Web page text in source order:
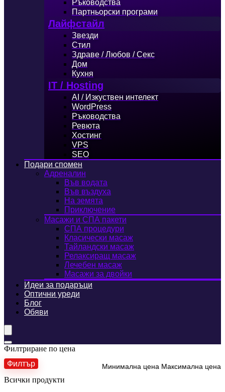
Ръководства
Партньорски програми
Лайфстайл
Звезди
Стил
Здраве / Любов / Секс
Дом
Кухня
IT / Hosting
AI / Изкуствен интелект
WordPress
Ръководства
Ревюта
Хостинг
VPS
SEO
Подари спомен
Адреналин
Във водата
Във въздуха
На земята
Приключение
Масажи и СПА пакети
СПА процедури
Класически масаж
Тайландски масаж
Релаксиращ масаж
Лечебен масаж
Масажи за двойки
Идеи за подаръци
Оптични уреди
Блог
Обяви
Филтриране по цена
Минимална цена Максимална цена
Филтър
Всички продукти